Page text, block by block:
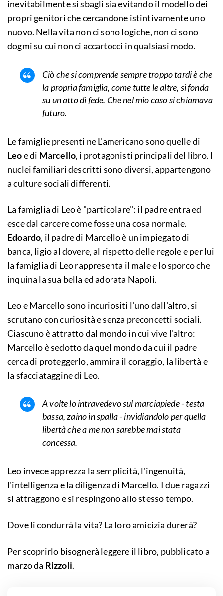
inevitabilmente si sbagli sia evitando il modello dei
propri genitori che cercandone istintivamente uno
nuovo. Nella vita non ci sono logiche, non ci sono
dogmi su cui non ci accartocci in qualsiasi modo.
Ciò che si comprende sempre troppo tardi è che
la propria famiglia, come tutte le altre, si fonda
su un atto di fede. Che nel mio caso si chiamava
futuro.
Le famiglie presenti ne L'americano sono quelle di
Leoe di Marcello, i protagonisti principali del libro. I
nuclei familiari descritti sono diversi, appartengono
a culture sociali differenti.
La famiglia di Leo è "particolare": il padre entra ed
esce dal carcere come fosse una cosa normale.
Edoardo, il padre di Marcello è un impiegato di
banca, ligio al dovere, al rispetto delle regole e per lui
la famiglia di Leo rappresenta il male e lo sporco che
inquina la sua bella ed adorata Napoli.
Leo e Marcello sono incuriositi l'uno dall'altro, si
scrutano con curiosità e senza preconcetti sociali.
Ciascuno è attratto dal mondo in cui vive l'altro:
Marcello è sedotto da quel mondo da cui il padre
cerca di proteggerlo, ammira il coraggio, la libertà e
la sfacciataggine di Leo.
A volte lo intravedevo sul marciapiede - testa
bassa, zaino in spalla - invidiandolo per quella
libertà che a me non sarebbe mai stata
concessa.
Leo invece apprezza la semplicità, l'ingenuità,
l'intelligenza e la diligenza di Marcello. I due ragazzi
si attraggono e si respingono allo stesso tempo.
Dove li condurrà la vita? La loro amicizia durerà?
Per scoprirlo bisognerà leggere il libro, pubblicato a
marzo da Rizzoli.